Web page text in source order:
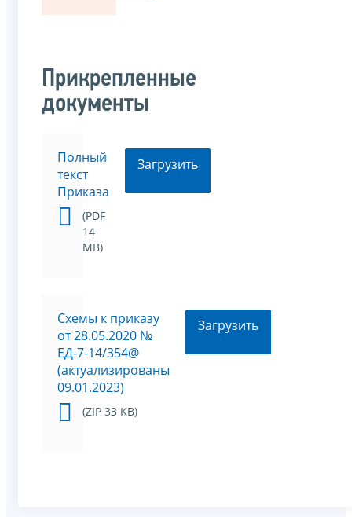
Прикрепленные
документы
Полный
текст
Приказа
(PDF
14
MB)
Загрузить
Схемы к приказу
от 28.05.2020 №
ЕД-7-14/354@
(актуализированы
09.01.2023)
(ZIP 33 KB)
Загрузить